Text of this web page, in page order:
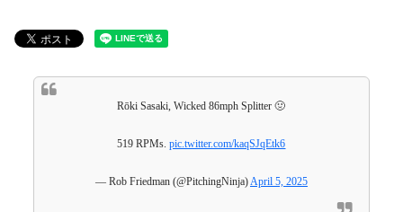
Rōki Sasaki, Wicked 86mph Splitter 🤢
519 RPMs.pic.twitter.com/kaqSJqEtk6
— Rob Friedman (@PitchingNinja)April 5, 2025